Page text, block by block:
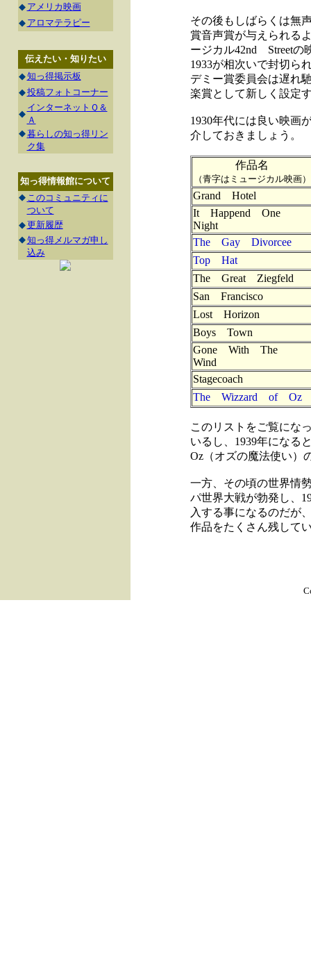
◆ アメリカ映画
◆ アロマテラピー
伝えたい・知りたい
◆知っ得掲示板
◆投稿フォトコーナー
◆
インターネットＱ＆
Ａ
◆暮らしの知っ得リン
ク集
知っ得情報館について
◆ このコミュニティに
ついて
◆更新履歴
◆知っ得メルマガ申し
込み
その後もしばらくは無
賞音声賞が与えられる
ージカル42nd Street
1933が相次いで封切ら
デミー賞委員会は遅れ
楽賞として新しく設定
1930年代には良い映画
介しておきましょう。
作品名
（青字はミュージカル映画）
Grand Hotel
It Happend One
Night
The Gay Divorcee
Top Hat
The Great Ziegfeld
San Francisco
Lost Horizon
Boys Town
Gone With The
Wind
Stagecoach
The Wizzard of Oz
このリストをご覧にな
いるし、1939年にな
Oz（オズの魔法使い）
一方、その頃の世界情
パ世界大戦が勃発し、
入する事になるのだが
作品をたくさん残して